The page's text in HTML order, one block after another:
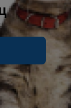
Бременни или
или
на Hill’s Vet
котенца.
или